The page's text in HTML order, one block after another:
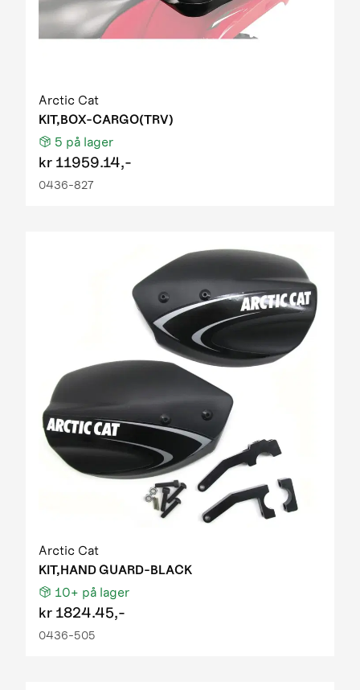
Arctic Cat
KIT,BOX-CARGO(TRV)
5 på lager
kr 11959.14,-
0436-827
Arctic Cat
KIT,HAND GUARD-BLACK
10+ på lager
kr 1824.45,-
0436-505